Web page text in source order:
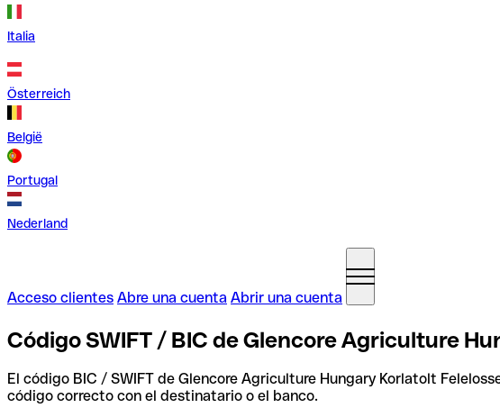
Italia
Österreich
België
Portugal
Nederland
Acceso clientes Abre una cuenta Abrir una cuenta
Código SWIFT / BIC de Glencore Agriculture
El código BIC / SWIFT de Glencore Agriculture Hungary Korlatolt
código correcto con el destinatario o el banco.